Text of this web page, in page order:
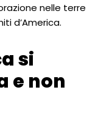
nelle terre
d’America.
si
e non